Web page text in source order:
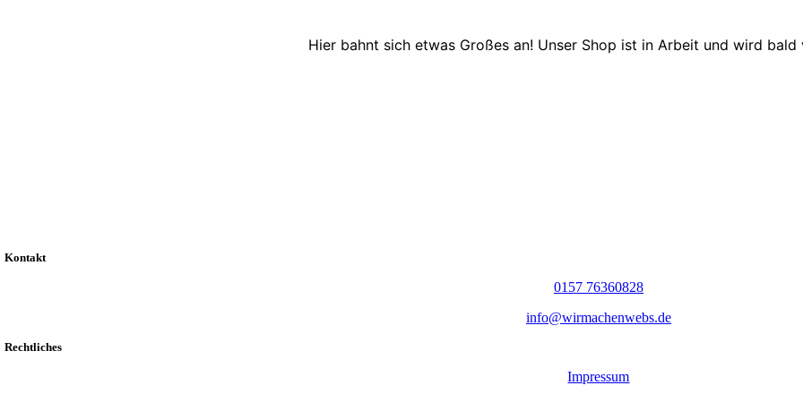
Hier bahnt sich etwas Großes an! Unser Shop ist in Arbeit und wird
Kontakt
0157 76360828
info@wirmachenwebs.de
Rechtliches
Impressum